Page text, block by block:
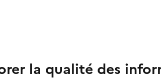
la qualité des